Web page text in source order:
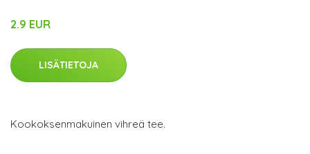
2.9 EUR
LISÄTIETOJA
Kookoksenmakuinen vihreä tee.